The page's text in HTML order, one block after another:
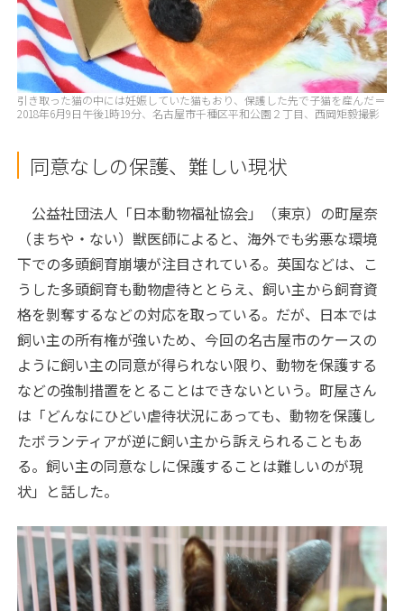
引き取った猫の中には妊娠していた猫もおり、保護した先で子猫を産んだ＝
2018年6月9日午後1時19分、名古屋市千種区平和公園２丁目、西岡矩毅撮影
同意なしの保護、難しい現状
公益社団法人「日本動物福祉協会」（東京）の町屋奈
（まちや・ない）獣医師によると、海外でも劣悪な環境
下での多頭飼育崩壊が注目されている。英国などは、こ
うした多頭飼育も動物虐待ととらえ、飼い主から飼育資
格を剝奪するなどの対応を取っている。だが、日本では
飼い主の所有権が強いため、今回の名古屋市のケースの
ように飼い主の同意が得られない限り、動物を保護する
などの強制措置をとることはできないという。町屋さん
は「どんなにひどい虐待状況にあっても、動物を保護し
たボランティアが逆に飼い主から訴えられることもあ
る。飼い主の同意なしに保護することは難しいのが現
状」と話した。